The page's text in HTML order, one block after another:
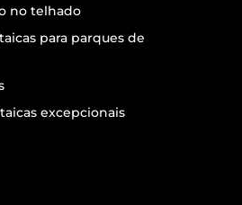
no telhado
para parques de
excepcionais